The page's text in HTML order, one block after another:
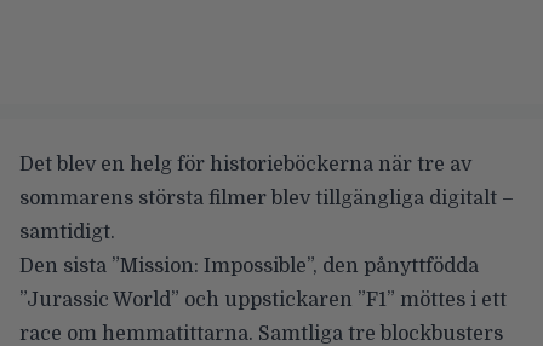
Det blev en helg för historieböckerna när tre av
sommarens största filmer blev tillgängliga digitalt –
samtidigt.
Den sista ”Mission: Impossible”, den pånyttfödda
”Jurassic World” och uppstickaren ”F1” möttes i ett
race om hemmatittarna. Samtliga tre blockbusters